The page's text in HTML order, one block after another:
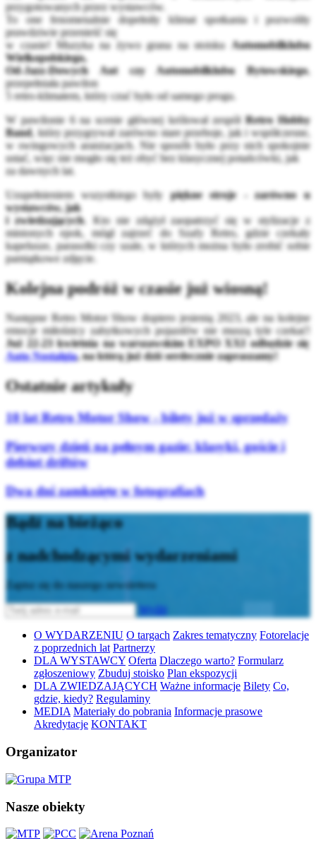
przygotowanych przez wystawców.
To one fenomenalnie dopełniły klimat spotkania i pozwoliły
prawdziwie przenieść się
w czasie! Muzyka na żywo grana na stoisku Automobilklubu
Wielkopolskiego,
Od-Jazz-Dowych Aut czy Automobilklubu Bytowskiego,
przepełniała pawilon
5 retro-klimatem, który czuć było od samego progu.
W pawilonie 6 na scenie głównej królował zespółRetro Hobby
Band, który przygrywał zarówno stare przeboje, jak i współczesne,
w swingowych aranżacjach. Nie sposób było przy nich spokojnie
ustać, więc nie mogło się też obyć bez klasycznej potańcówki, jak
za dawnych lat.
Uzupełnieniem wszystkiego byłypiękne stroje - zarówno u
wystawców, jak
i zwiedzających. Kto nie zdążył zaopatrzyć się w stylizacje z
minionych epok, mógł zajrzeć do Szafy Retro, gdzie czekały
kapelusze, parasolki czy szale, w których można było zrobić sobie
pamiątkowe zdjęcie.
Kolejna podróż w czasie już wiosną!
Następne Retro Motor Show dopiero jesienią 2023, ale na kolejne
emocje miłośnicy zabytkowych pojazdów nie muszą tyle czekać!
Już 22-23 kwietnia na warszawskim EXPO XXI odbędzie się
Auto Nostalgia, na którą już dziś serdecznie zapraszamy!
Ostatnie artykuły
10 lat Retro Motor Show - bilety już w sprzedaży
Pierwszy dzień na pełnym gazie: klasyki, goście i
debiut driftów
Dwa dni zamknięte w fotografiach
Bądź na bieżąco
z nadchodzącymi wydarzeniami
Zapisz się do naszego newslettera
Wyślij
O WYDARZENIU O targach Zakres tematyczny Fotorelacje
z poprzednich lat Partnerzy
DLA WYSTAWCY Oferta Dlaczego warto? Formularz
zgłoszeniowy Zbuduj stoisko Plan ekspozycji
DLA ZWIEDZAJĄCYCH Ważne informacje Bilety Co,
gdzie, kiedy? Regulaminy
MEDIA Materiały do pobrania Informacje prasowe
Akredytacje KONTAKT
Organizator
Nasze obiekty